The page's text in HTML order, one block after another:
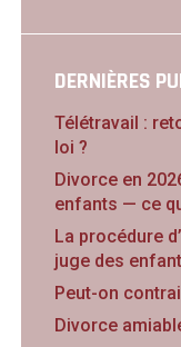
DERNIÈRES
Télétravail :
loi ?
Divorce en
enfants — ce
La procédure
juge des
Peut-on
Divorce